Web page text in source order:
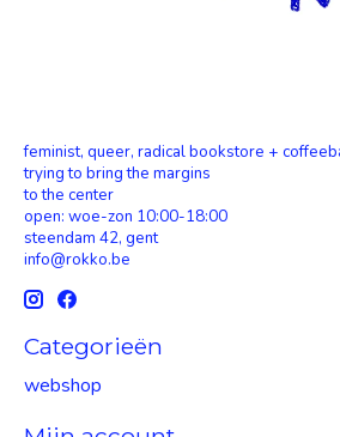
feminist, queer, radical bookstore +
trying to bring the margins
to the center
open: woe-zon 10:00-18:00
steendam 42, gent
info@rokko.be
Categorieën
webshop